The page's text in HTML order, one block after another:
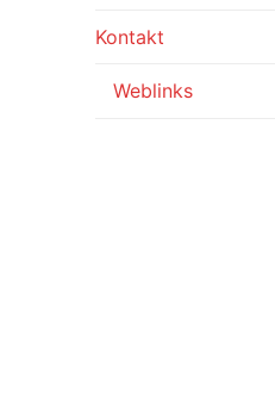
Kontakt
Weblinks